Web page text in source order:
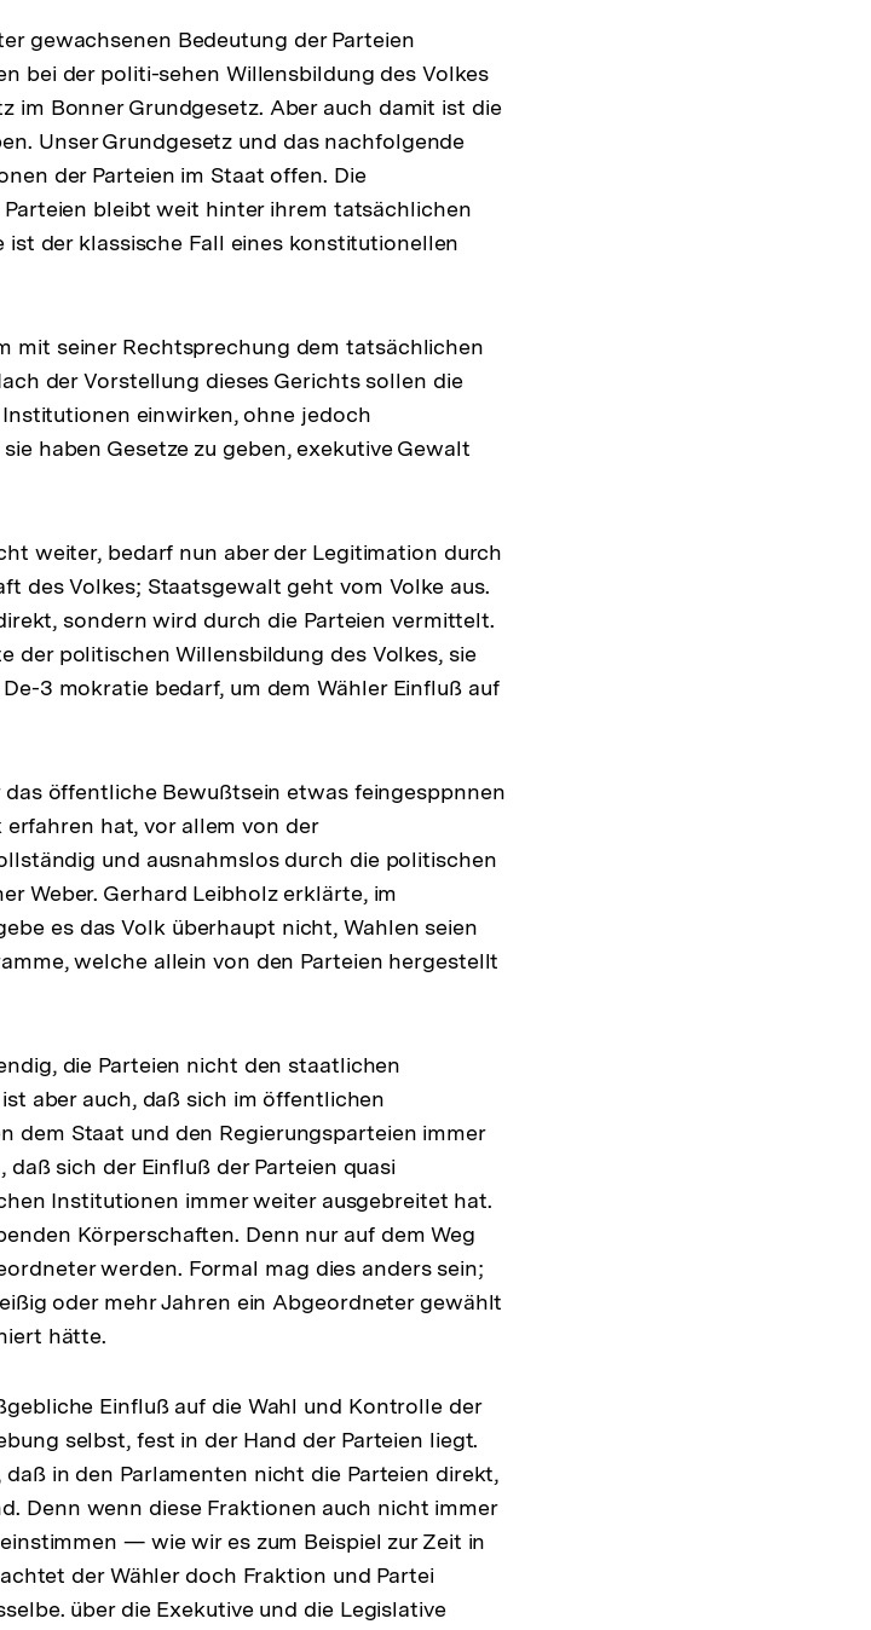
gewachsenen Bedeutung der Parteien
bei der politi-sehen Willensbildung des Volkes
im Bonner Grundgesetz. Aber auch damit ist die
Unser Grundgesetz und das nachfolgende
der Parteien im Staat offen. Die
bleibt weit hinter ihrem tatsächlichen
ist der klassische Fall eines konstitutionellen
mit seiner Rechtsprechung dem tatsächlichen
der Vorstellung dieses Gerichts sollen die
einwirken, ohne jedoch
haben Gesetze zu geben, exekutive Gewalt
weiter, bedarf nun aber der Legitimation durch
des Volkes; Staatsgewalt geht vom Volke aus.
sondern wird durch die Parteien vermittelt.
der politischen Willensbildung des Volkes, sie
3 mokratie bedarf, um dem Wähler Einfluß auf
öffentliche Bewußtsein etwas feingesppnnen
hat, vor allem von der
und ausnahmslos durch die politischen
Weber. Gerhard Leibholz erklärte, im
es das Volk überhaupt nicht, Wahlen seien
welche allein von den Parteien hergestellt
die Parteien nicht den staatlichen
aber auch, daß sich im öffentlichen
dem Staat und den Regierungsparteien immer
sich der Einfluß der Parteien quasi
Institutionen immer weiter ausgebreitet hat.
Körperschaften. Denn nur auf dem Weg
werden. Formal mag dies anders sein;
oder mehr Jahren ein Abgeordneter gewählt
hätte.
Einfluß auf die Wahl und Kontrolle der
selbst, fest in der Hand der Parteien liegt.
in den Parlamenten nicht die Parteien direkt,
Denn wenn diese Fraktionen auch nicht immer
— wie wir es zum Beispiel zur Zeit in
der Wähler doch Fraktion und Partei
über die Exekutive und die Legislative